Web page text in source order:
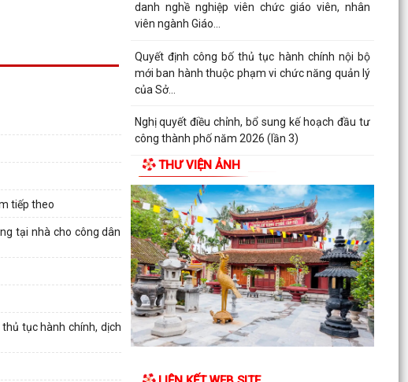
tiếp theo
tại nhà cho công dân
tục hành chính, dịch
danh nghề nghiệp viên chức giáo viên, nhân
viên ngành Giáo...
Quyết định công bố thủ tục hành chính nội bộ
mới ban hành thuộc phạm vi chức năng quản lý
của Sở...
Nghị quyết điều chỉnh, bổ sung kế hoạch đầu tư
công thành phố năm 2026 (lần 3)
Nghị quyết về chất vấn tại kỳ họp thứ 3 (kỳ họp
thường lệ giữa năm 2026) Hội đồng nhân dân
thành...
Nghị quyết Về kết quả thực hiện kế hoạch phát
triển kinh tế - xã hội 6 tháng đầu năm; nhiệm
vụ,...
Nghị quyết về việc thông qua điều chỉnh, bổ sung
danh mục các dự án, công trình phải thu hồi
đất...
THƯ VIỆN ẢNH